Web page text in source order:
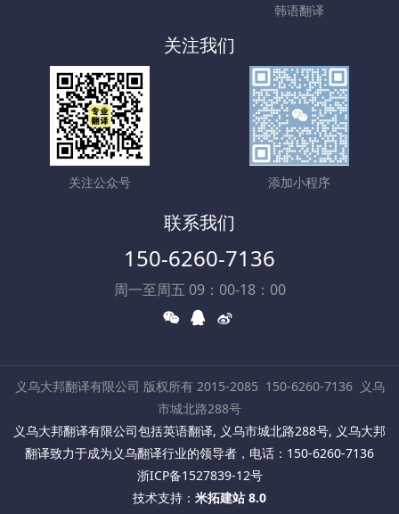
韩语翻译
关注我们
关注公众号 添加小程序
联系我们
150-6260-7136
周一至周五 09：00-18：00
义乌大邦翻译有限公司 版权所有 2015-2085 150-6260-7136
义乌
市城北路288号
义乌大邦翻译有限公司包括英语翻译, 义乌市城北路288号, 义乌大邦
翻译致力于成为义乌翻译行业的领导者，电话：150-6260-7136
浙ICP备1527839-12号
技术支持： 米拓建站 8.0